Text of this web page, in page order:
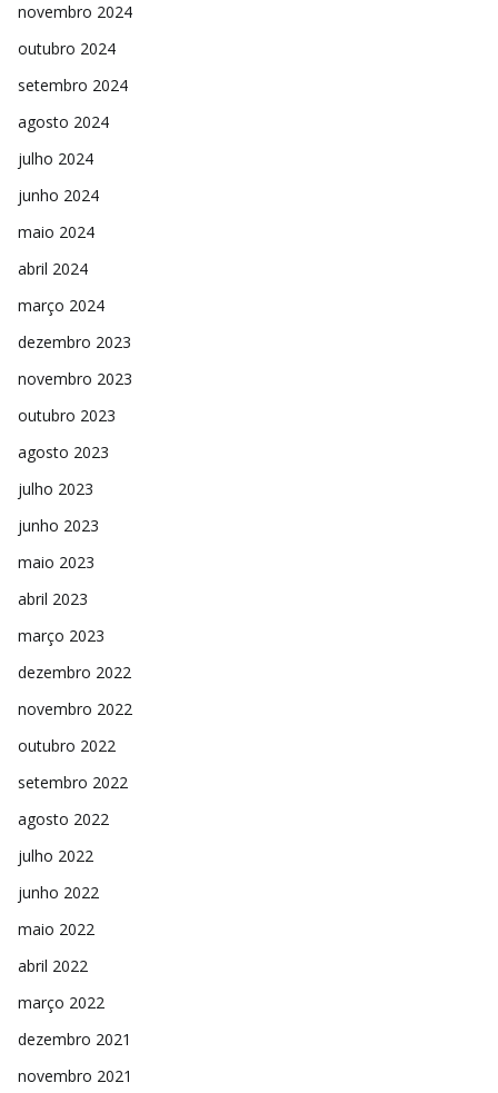
novembro 2024
outubro 2024
setembro 2024
agosto 2024
julho 2024
junho 2024
maio 2024
abril 2024
março 2024
dezembro 2023
novembro 2023
outubro 2023
agosto 2023
julho 2023
junho 2023
maio 2023
abril 2023
março 2023
dezembro 2022
novembro 2022
outubro 2022
setembro 2022
agosto 2022
julho 2022
junho 2022
maio 2022
abril 2022
março 2022
dezembro 2021
novembro 2021